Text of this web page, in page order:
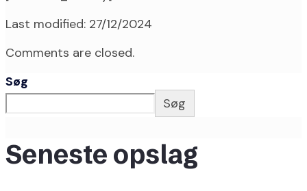
Last modified: 27/12/2024
Comments are closed.
Søg
Søg
Seneste opslag